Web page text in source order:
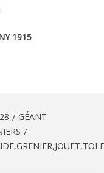
1915
28
GÉANT